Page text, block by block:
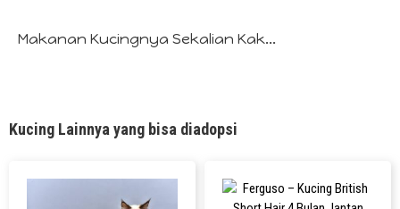
Makanan Kucingnya Sekalian Kak...
Kucing Lainnya yang bisa diadopsi